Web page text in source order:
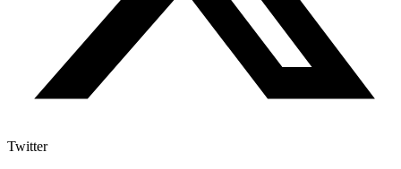
Twitter